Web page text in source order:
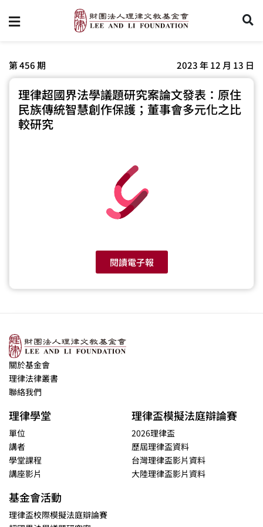
第 456 期 2023 年 12 月 13 日
理律超國界法學議題研究案論文發表：原住
民族傳統智慧創作保護；董事會多元化之比
較研究
閱讀電子報
關於基金會
理律法律叢書
聯絡我們
理律學堂
單位
講者
學堂課程
講座影片
理律盃模擬法庭辯論賽
2026理律盃
歷屆理律盃資料
台灣理律盃影片資料
大陸理律盃影片資料
基金會活動
理律盃校際模擬法庭辯論賽